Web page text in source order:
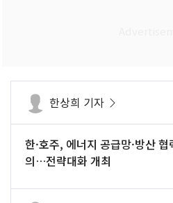
한상희 기자
한·호주, 에너지 공급망·방산 협
의…전략대화 개최